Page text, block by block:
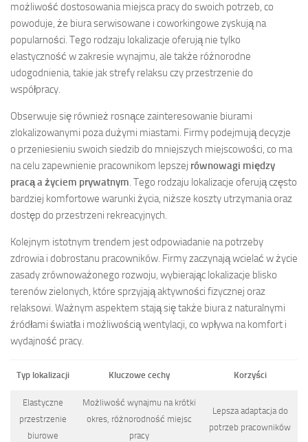
możliwość dostosowania miejsca pracy do swoich potrzeb, co
powoduje, że biura serwisowane i coworkingowe zyskują na
popularności. Tego rodzaju lokalizacje oferują nie tylko
elastyczność w zakresie wynajmu, ale także różnorodne
udogodnienia, takie jak strefy relaksu czy przestrzenie do
współpracy.
Obserwuje się również rosnące zainteresowanie biurami
zlokalizowanymi poza dużymi miastami. Firmy podejmują decyzje
o przeniesieniu swoich siedzib do mniejszych miejscowości, co ma
na celu zapewnienie pracownikom lepszej równowagi między
pracą a życiem prywatnym. Tego rodzaju lokalizacje oferują często
bardziej komfortowe warunki życia, niższe koszty utrzymania oraz
dostęp do przestrzeni rekreacyjnych.
Kolejnym istotnym trendem jest odpowiadanie na potrzeby
zdrowia i dobrostanu pracowników. Firmy zaczynają wcielać w życie
zasady zrównoważonego rozwoju, wybierając lokalizacje blisko
terenów zielonych, które sprzyjają aktywności fizycznej oraz
relaksowi. Ważnym aspektem stają się także biura z naturalnymi
źródłami światła i możliwością wentylacji, co wpływa na komfort i
wydajność pracy.
Typ lokalizacji Kluczowe cechy Korzyści
Elastyczne
przestrzenie
biurowe
Możliwość wynajmu na krótki
okres, różnorodność miejsc
pracy
Lepsza adaptacja do
potrzeb pracowników